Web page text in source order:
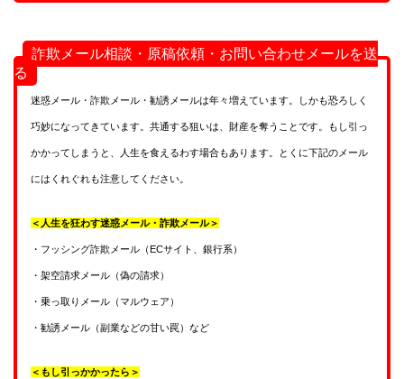
詐欺メール相談・原稿依頼・お問い合わせメールを送
る
迷惑メール・詐欺メール・勧誘メールは年々増えています。しかも恐ろしく
巧妙になってきています。共通する狙いは、財産を奪うことです。もし引っ
かかってしまうと、人生を食えるわす場合もあります。とくに下記のメール
にはくれぐれも注意してください。
＜人生を狂わす迷惑メール・詐欺メール＞
・フッシング詐欺メール（ECサイト、銀行系）
・架空請求メール（偽の請求）
・乗っ取りメール（マルウェア）
・勧誘メール（副業などの甘い罠）など
＜もし引っかかったら＞